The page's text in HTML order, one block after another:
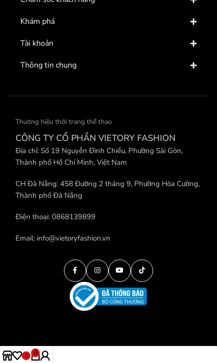
Khám phá
Tài khoản
Thông tin chung
Thương hiệu thời trang thể thao
CÔNG TY CỔ PHẦN VIETORY FASHION
Địa chỉ: Số 19 Nguyễn Đình Chiểu, Phường Sài Gòn,
Thành phố Hồ Chí Minh, Việt Nam
CH Đà Nẵng: 458 Đường 2 tháng 9, Phường Hòa Cường,
Thành phố Đà Nẵng
Điện thoại: 0868139899
Email: info@vietoryfashion.vn
0 0